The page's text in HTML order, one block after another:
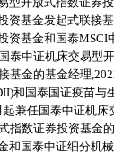
资基金发起式联接
资基金和国泰MSCI
泰中证机床交易型
基金的基金经理
和国泰国证疫苗与
兼任国泰中证机床
指数证券投资基金
和国泰中证细分机